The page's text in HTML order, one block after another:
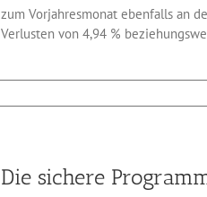
zum Vorjahresmonat ebenfalls an
Verlusten von 4,94 %
Die sichere